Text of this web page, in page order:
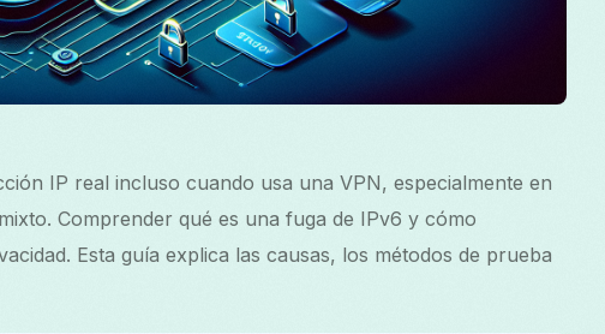
IP real incluso cuando usa una VPN, especialmente en
Comprender qué es una fuga de IPv6 y cómo
Esta guía explica las causas, los métodos de prueba